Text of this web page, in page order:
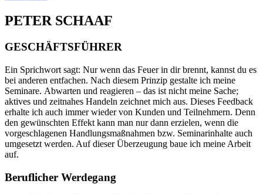
PETER SCHAAF
GESCHÄFTSFÜHRER
Ein Sprichwort sagt: Nur wenn das Feuer in dir brennt, kannst du es
bei anderen entfachen. Nach diesem Prinzip gestalte ich meine
Seminare. Abwarten und reagieren – das ist nicht meine Sache;
aktives und zeitnahes Handeln zeichnet mich aus. Dieses Feedback
erhalte ich auch immer wieder von Kunden und Teilnehmern. Denn
den gewünschten Effekt kann man nur dann erzielen, wenn die
vorgeschlagenen Handlungsmaßnahmen bzw. Seminarinhalte auch
umgesetzt werden. Auf dieser Überzeugung baue ich meine Arbeit
auf.
Beruflicher Werdegang